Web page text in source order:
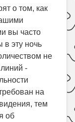
о том, как
вы часто
в эту ночь
не
-
на
тем
об